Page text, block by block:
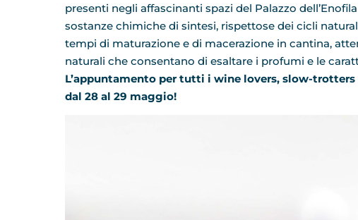
presenti negli affascinanti spazi del Palazzo
sostanze chimiche di sintesi, rispettose dei cicli
tempi di maturazione e di macerazione in cantina,
naturali che consentano di esaltare i profumi e le
L’appuntamento per tutti i wine lovers, slow-
dal 28 al 29 maggio!